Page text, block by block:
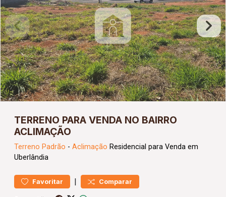
TERRENO PARA VENDA NO BAIRRO
ACLIMAÇÃO
Terreno Padrão - Aclimação Residencial para Venda em
Uberlândia
Favoritar | Comparar